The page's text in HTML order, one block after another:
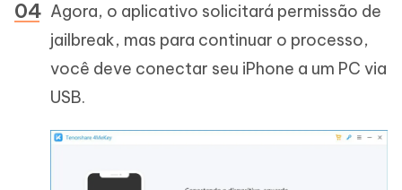
Agora, o aplicativo solicitará permissão de
jailbreak, mas para continuar o processo,
você deve conectar seu iPhone a um PC via
USB.